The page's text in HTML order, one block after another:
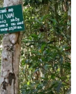
họa: TTXVN)
chủ động ứng
ra sau bão,
tai-Tìm kiếm
Nghệ An yêu
tai-Tìm